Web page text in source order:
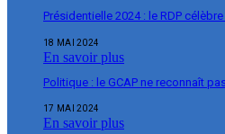
Présidentielle 2024 : le RDP
18 MAI 2024
En savoir plus
Politique : le GCAP ne reconnaît
17 MAI 2024
En savoir plus